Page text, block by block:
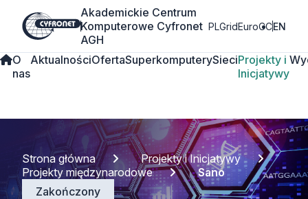
Akademickie Centrum
Komputerowe Cyfronet
AGH
PLGridEuroCCEN
O
nas
AktualnościOfertaSuperkomputerySieciProjekty i
Inicjatywy
Strona główna
Projekty i Inicjatywy
Projekty międzynarodowe
Sano
Zakończony